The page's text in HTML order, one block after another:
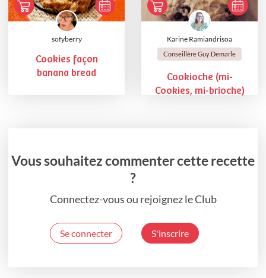
sofyberry
Cookies façon
banana bread
Karine Ramiandrisoa
Conseillère Guy Demarle
Cookioche (mi-
Cookies, mi-brioche)
Vous souhaitez commenter cette recette
?
Connectez-vous ou rejoignez le Club
Se connecter S'inscrire